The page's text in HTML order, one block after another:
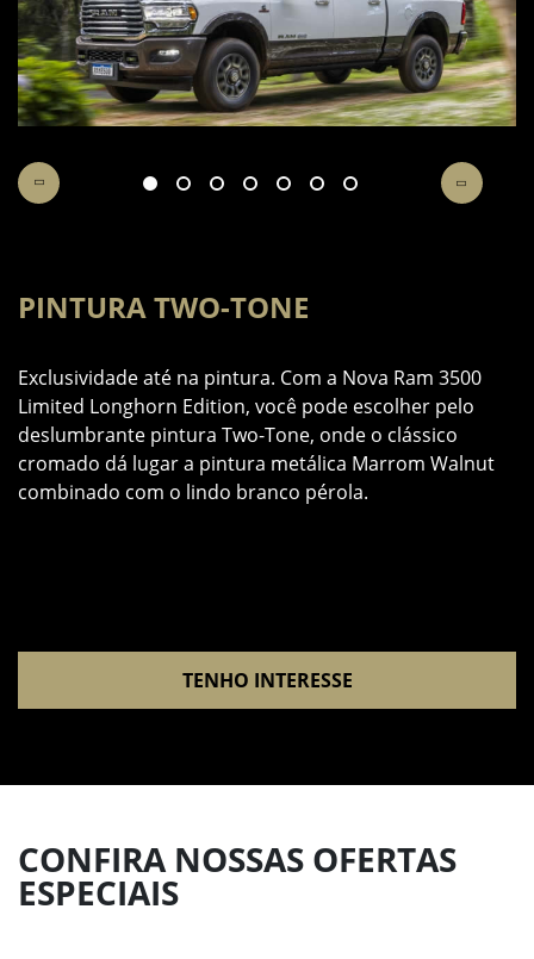
PINTURA TWO-TONE
Exclusividade até na pintura. Com a Nova Ram 3500
Limited Longhorn Edition, você pode escolher pelo
deslumbrante pintura Two-Tone, onde o clássico
cromado dá lugar a pintura metálica Marrom Walnut
combinado com o lindo branco pérola.
TENHO INTERESSE
CONFIRA NOSSAS OFERTAS
ESPECIAIS